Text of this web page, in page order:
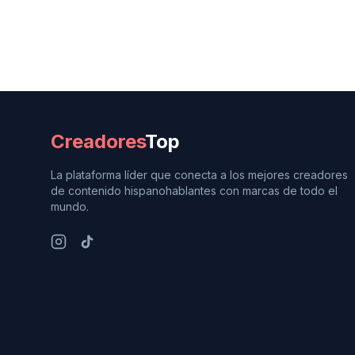
CreadoresTop
La plataforma líder que conecta a los mejores creadores
de contenido hispanohablantes con marcas de todo el
mundo.